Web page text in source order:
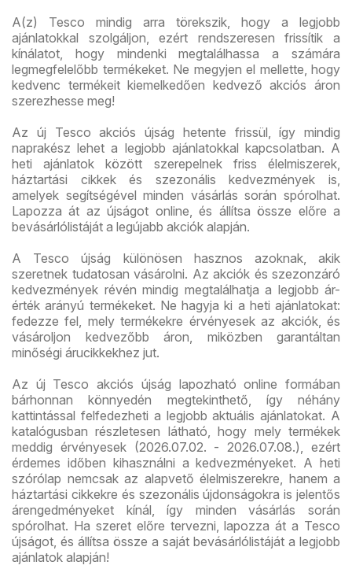
A(z) Tesco mindig arra törekszik, hogy a legjobb
ajánlatokkal szolgáljon, ezért rendszeresen frissítik a
kínálatot, hogy mindenki megtalálhassa a számára
legmegfelelőbb termékeket. Ne megyjen el mellette, hogy
kedvenc termékeit kiemelkedően kedvező akciós áron
szerezhesse meg!
Az új Tesco akciós újság hetente frissül, így mindig
naprakész lehet a legjobb ajánlatokkal kapcsolatban. A
heti ajánlatok között szerepelnek friss élelmiszerek,
háztartási cikkek és szezonális kedvezmények is,
amelyek segítségével minden vásárlás során spórolhat.
Lapozza át az újságot online, és állítsa össze előre a
bevásárlólistáját a legújabb akciók alapján.
A Tesco újság különösen hasznos azoknak, akik
szeretnek tudatosan vásárolni. Az akciók és szezonzáró
kedvezmények révén mindig megtalálhatja a legjobb ár-
érték arányú termékeket. Ne hagyja ki a heti ajánlatokat:
fedezze fel, mely termékekre érvényesek az akciók, és
vásároljon kedvezőbb áron, miközben garantáltan
minőségi árucikkekhez jut.
Az új Tesco akciós újság lapozható online formában
bárhonnan könnyedén megtekinthető, így néhány
kattintással felfedezheti a legjobb aktuális ajánlatokat. A
katalógusban részletesen látható, hogy mely termékek
meddig érvényesek (2026.07.02. - 2026.07.08.), ezért
érdemes időben kihasználni a kedvezményeket. A heti
szórólap nemcsak az alapvető élelmiszerekre, hanem a
háztartási cikkekre és szezonális újdonságokra is jelentős
árengedményeket kínál, így minden vásárlás során
spórolhat. Ha szeret előre tervezni, lapozza át a Tesco
újságot, és állítsa össze a saját bevásárlólistáját a legjobb
ajánlatok alapján!